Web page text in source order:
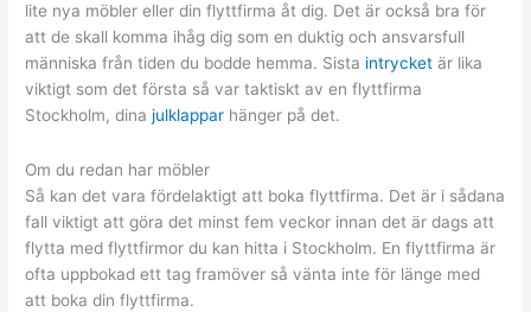
njuter
lite nya möbler eller din flyttfirma åt dig. Det är också bra för
att de skall komma ihåg dig som en duktig och ansvarsfull
människa från tiden du bodde hemma. Sista intrycket är lika
viktigt som det första så var taktiskt av en flyttfirma
Stockholm, dinajulklappar hänger på det.
Om du redan har möbler
Så kan det vara fördelaktigt att boka flyttfirma. Det är i sådana
fall viktigt att göra det minst fem veckor innan det är dags att
flytta med flyttfirmor du kan hitta i Stockholm. En flyttfirma är
ofta uppbokad ett tag framöver så vänta inte för länge med
att boka din flyttfirma.